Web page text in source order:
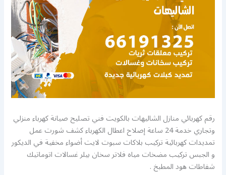
رقم كهربائي منازل الشاليهات بالكويت فني تصليح صيانة كهرباء منزلي
وتجاري خدمة 24 ساعة إصلاح اعطال الكهرباء كشف شورت عمل
تمديدات كهربائية تركيب بلاكات سبوت لايت أضواء مخفية في الديكور
و الجبس تركيب مضخات مياه فلاتر سخان بيلر غسالات اتوماتيك
شفاطات هود المطبخ .